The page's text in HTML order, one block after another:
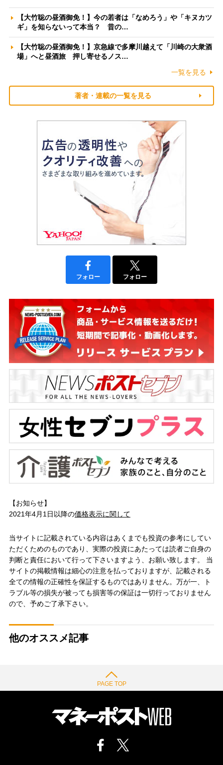
【大竹聡の昼酒御免！】今の若者は「なめろう」や「キヌカツ
ギ」を知らないって本当？ 昔の…
【大竹聡の昼酒御免！】京急線で多摩川越えて「川崎の大衆酒
場」へと昼酒旅 押し寄せるノス…
一覧を見る
著者・連載の一覧を見る
フォロー フォロー
【お知らせ】
2021年4月1日以降の価格表示に関して
当サイトに記載されている内容はあくまでも投資の参考にしてい
ただくためのものであり、実際の投資にあたっては読者ご自身の
判断と責任において行って下さいますよう、お願い致します。 当
サイトの掲載情報は細心の注意を払っておりますが、記載される
全ての情報の正確性を保証するものではありません。万が一、ト
ラブル等の損失が被っても損害等の保証は一切行っておりません
ので、予めご了承下さい。
他のオススメ記事
PAGE TOP